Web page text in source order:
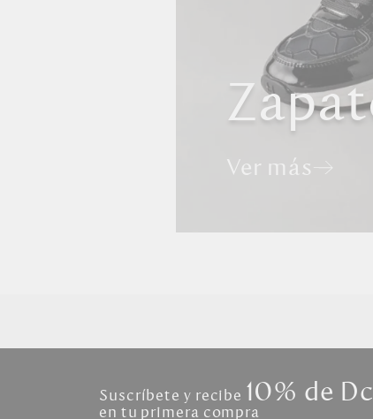
Ver más
Suscríbete y recibe 10% de
en tu primera compra